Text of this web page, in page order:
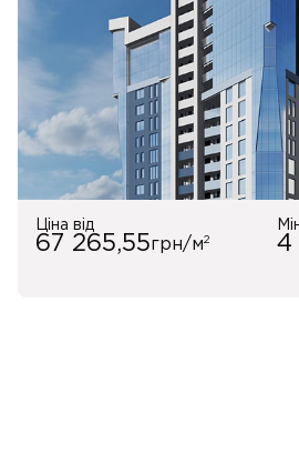
Ціна від
67 265,55грн/м2 4